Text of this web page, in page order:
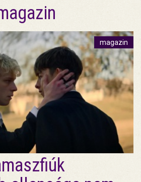
magazin